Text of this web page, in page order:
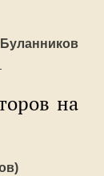
Буланников
на